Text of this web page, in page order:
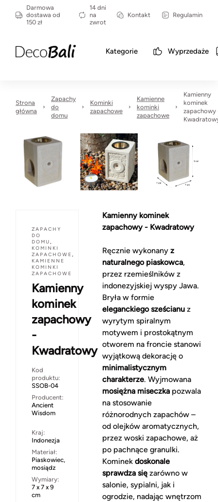
Darmowa
dostawa od
150 zł
14 dni
na
zwrot
Kontakt Regulamin
Kategorie Wyprzedaże
Strona
główna
Zapachy
do
domu
Kominki
zapachowe
Kamienne
kominki
zapachowe
Kamienny
kominek
zapachowy
ZAPACHY
DO
DOMU,
KOMINKI
ZAPACHOWE ,
KAMIENNE
KOMINKI
ZAPACHOWE
Kamienny
kominek
zapachowy
-
Kwadratowy
Kod
produktu:
SSOB-04
Producent:
Ancient
Wisdom
Kraj:
Indonezja
Materiał:
Piaskowiec,
mosiądz
Wymiary:
7 x 7 x 9
cm
Kamienny kominek
zapachowy - Kwadratowy
Ręcznie wykonany z
naturalnego piaskowca,
przez rzemieślników z
indonezyjskiej wyspy Jawa.
Bryła w formie
eleganckiego sześcianuz
wyrytym spiralnym
motywem i prostokątnym
otworem na froncie stanowi
wyjątkową dekorację o
minimalistycznym
charakterze. Wyjmowana
mosiężna miseczkapozwala
na stosowanie
różnorodnych zapachów –
od olejków aromatycznych,
przez woski zapachowe, aż
po pachnące granulki.
Kominek doskonale
sprawdza sięzarówno w
salonie, sypialni, jak i
ogrodzie, nadając wnętrzom